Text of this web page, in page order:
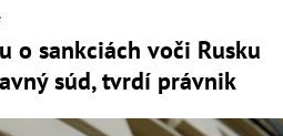
o sankciách voči Rusku
súd, tvrdí právnik